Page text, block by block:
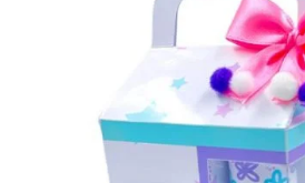
AÑADIR AL CARRITO